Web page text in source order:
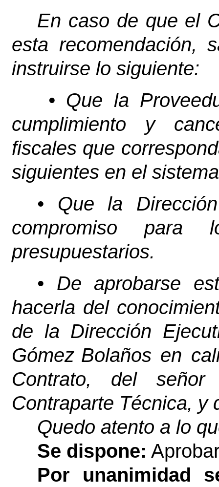
En caso de que el
esta recomendación,
instruirse lo siguiente:
• Que la
cumplimiento y
fiscales que
siguientes en el
• Que la
Dirección
compromiso
para
presupuestarios.
• De aprobarse
hacerla del
de la Dirección
Gómez Bolaños en
Contrato, del señor
Contraparte Técnica, y
Quedo atento a lo
Se dispone:
Por unanimidad